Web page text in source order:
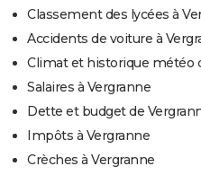
Classement des lycées à
Accidents de voiture à
Climat et historique météo
Salaires à Vergranne
Dette et budget de
Impôts à Vergranne
Crèches à Vergranne